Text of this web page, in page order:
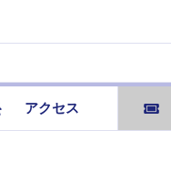
アクセス